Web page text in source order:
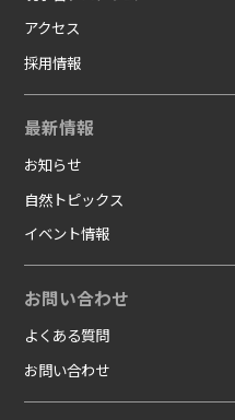
アクセス
採用情報
最新情報
お知らせ
自然トピックス
イベント情報
お問い合わせ
よくある質問
お問い合わせ